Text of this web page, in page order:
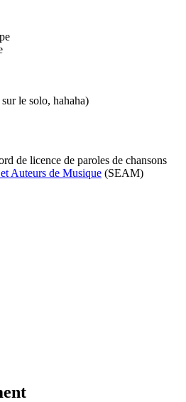
le solo, hahaha)
de licence de paroles de chansons
Auteurs de Musique (SEAM)